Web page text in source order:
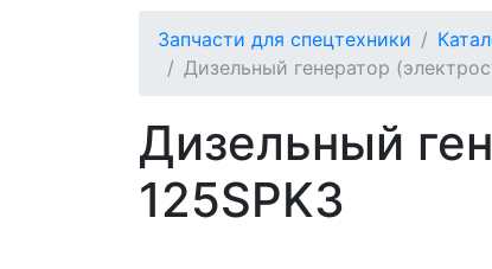
Запчасти для спецтехники
Дизельный генератор
Дизельный
125SPK3